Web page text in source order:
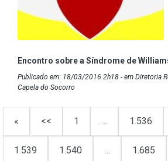
Encontro sobre a Síndrome de
Publicado em: 18/03/2016 2h18 - em Diretoria
Capela do Socorro
« << 1 … 1.536
1.539 1.540 … 1.685